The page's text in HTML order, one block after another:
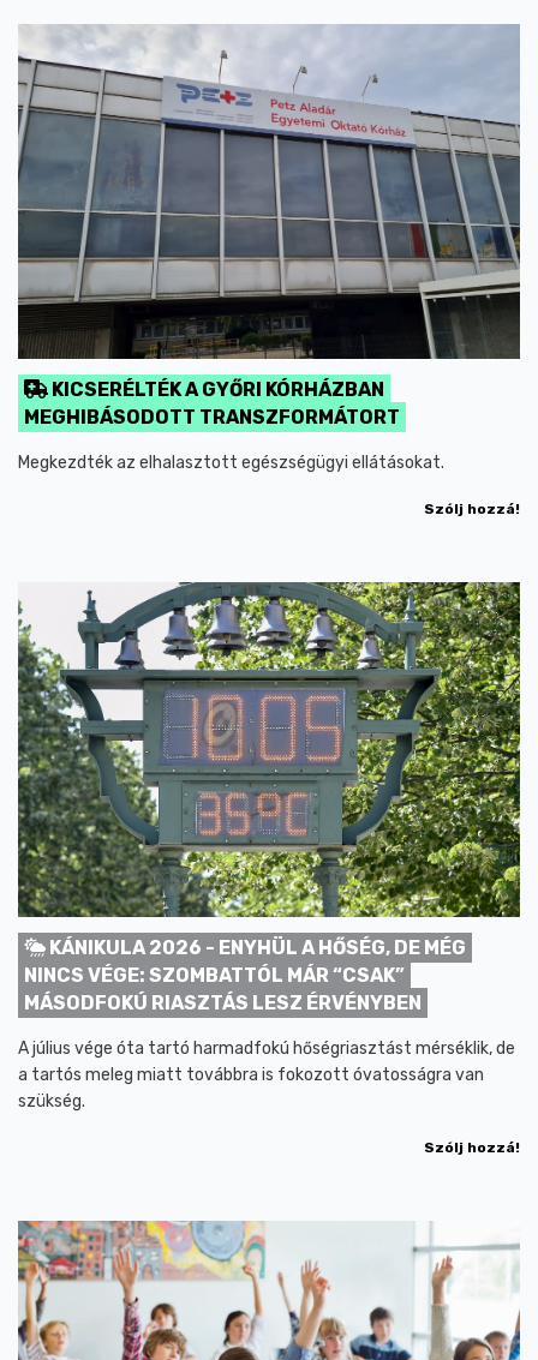
KICSERÉLTÉK A GYŐRI KÓRHÁZBAN
MEGHIBÁSODOTT TRANSZFORMÁTORT
Megkezdték az elhalasztott egészségügyi ellátásokat.
Szólj hozzá!
KÁNIKULA 2026 - ENYHÜL A HŐSÉG, DE MÉG
NINCS VÉGE: SZOMBATTÓL MÁR “CSAK”
MÁSODFOKÚ RIASZTÁS LESZ ÉRVÉNYBEN
A július vége óta tartó harmadfokú hőségriasztást mérséklik, de
a tartós meleg miatt továbbra is fokozott óvatosságra van
szükség.
Szólj hozzá!